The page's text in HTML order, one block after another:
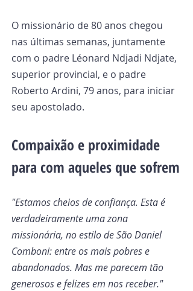
O missionário de 80 anos chegou
nas últimas semanas, juntamente
com o padre Léonard Ndjadi Ndjate,
superior provincial, e o padre
Roberto Ardini, 79 anos, para iniciar
seu apostolado.
Compaixão e proximidade
para com aqueles que sofrem
"Estamos cheios de confiança. Esta é
verdadeiramente uma zona
missionária, no estilo de São Daniel
Comboni: entre os mais pobres e
abandonados. Mas me parecem tão
generosos e felizes em nos receber."